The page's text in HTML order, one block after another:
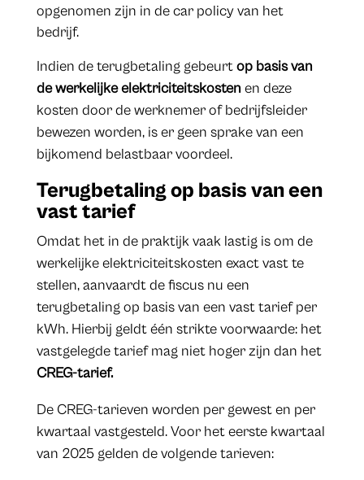
opgenomen zijn in de car policy van het
bedrijf.
Indien de terugbetaling gebeurtop basis van
de werkelijke elektriciteitskosten en deze
kosten door de werknemer of bedrijfsleider
bewezen worden, is er geen sprake van een
bijkomend belastbaar voordeel.
Terugbetaling op basis van een
vast tarief
Omdat het in de praktijk vaak lastig is om de
werkelijke elektriciteitskosten exact vast te
stellen, aanvaardt de fiscus nu een
terugbetaling op basis van een vast tarief per
kWh. Hierbij geldt één strikte voorwaarde: het
vastgelegde tarief mag niet hoger zijn dan het
CREG-tarief.
De CREG-tarieven worden per gewest en per
kwartaal vastgesteld. Voor het eerste kwartaal
van 2025 gelden de volgende tarieven: